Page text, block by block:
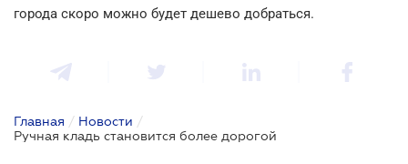
города скоро можно будет дешево добраться.
Главная / Новости /
Ручная кладь становится более дорогой